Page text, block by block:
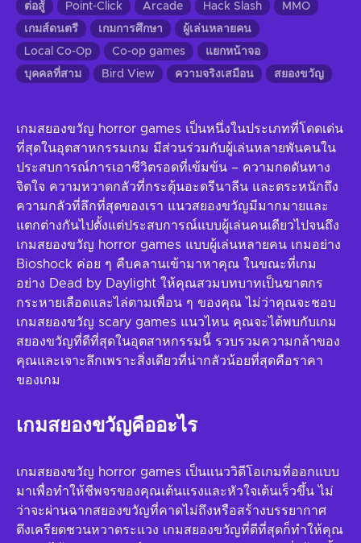
ต่อสู้
Point-Click Arcade Hack Slash
MMO
เกมส์ดนตรี
เกมการศึกษา
ผู้เล่นหลายคน
Local Co-Op
Co-op games
แยกหน้าจอ
บุคคลที่สาม
Bird View ความจริงเสมือน สยองขวัญ
เกมสยองขวัญ horror games เป็นหนึ่งในประเภทที่โดดเด่น
ที่สุดในอุตสาหกรรมเกม มีส่วนร่วมกับผู้เล่นหลายพันคนใน
ประสบการณ์การเอาชีวิตรอดที่เข้มข้น – ความกดดันทาง
จิตใจ ความหวาดกลัวที่กระตุ้นอะดรีนาลีน และตระหนักถึง
ความกลัวที่ลึกที่สุดของเรา แนวสยองขวัญมีมากมายและ
แตกต่างกันไปตั้งแต่ประสบการณ์แบบผู้เล่นคนเดียวไปจนถึง
เกมสยองขวัญ horror games แบบผู้เล่นหลายคน เกมอย่าง
Bioshock ค่อย ๆ คืบคลานเข้ามาหาคุณ ในขณะที่เกม
อย่าง Dead by Daylight ให้คุณสวมบทบาทเป็นฆาตกร
กระหายเลือดและไล่ตามเพื่อน ๆ ของคุณ ไม่ว่าคุณจะชอบ
เกมสยองขวัญ scary games แนวไหน คุณจะได้พบกับเกม
สยองขวัญที่ดีที่สุดในอุตสาหกรรมนี้ รวบรวมความกล้าของ
คุณและเจาะลึกเพราะสิ่งเดียวที่น่ากลัวน้อยที่สุดคือราคา
ของเกม
เกมสยองขวัญคืออะไร
เกมสยองขวัญ horror games เป็นแนววิดีโอเกมที่ออกแบบ
มาเพื่อทำให้ชีพจรของคุณเต้นแรงและหัวใจเต้นเร็วขึ้น ไม่
ว่าจะผ่านฉากสยองขวัญที่คาดไม่ถึงหรือสร้างบรรยากาศ
ตึงเครียดชวนหวาดระแวง เกมสยองขวัญที่ดีที่สุดก็ทำให้คุณ